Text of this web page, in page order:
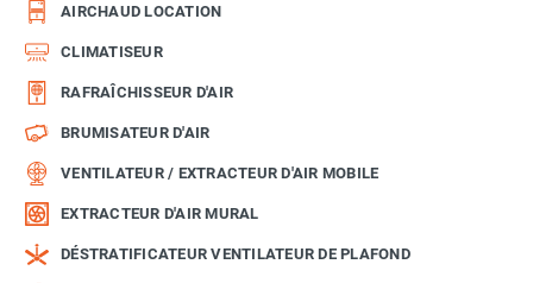
AIRCHAUD LOCATION
CLIMATISEUR
RAFRAÎCHISSEUR D'AIR
BRUMISATEUR D'AIR
VENTILATEUR / EXTRACTEUR D'AIR MOBILE
EXTRACTEUR D'AIR MURAL
DÉSTRATIFICATEUR VENTILATEUR DE PLAFOND